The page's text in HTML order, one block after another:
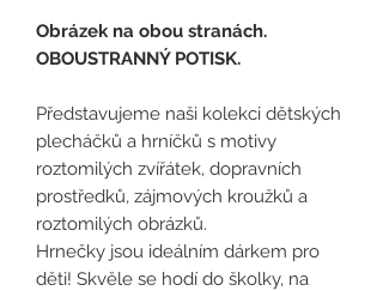
Obrázek na obou stranách.
OBOUSTRANNÝ POTISK.
Představujeme naši kolekci dětských
plecháčků a hrníčků s motivy
roztomilých zvířátek, dopravních
prostředků, zájmových kroužků a
roztomilých obrázků.
Hrnečky jsou ideálním dárkem pro
děti! Skvěle se hodí do školky, na